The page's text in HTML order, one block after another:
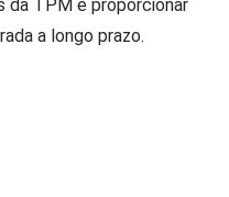
da TPM e proporcionar
a longo prazo.